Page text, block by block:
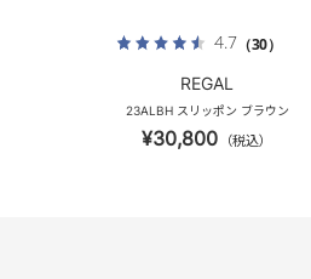
4.7（30）
REGAL
23ALBH スリッポン ブラウン
¥30,800 （税込）